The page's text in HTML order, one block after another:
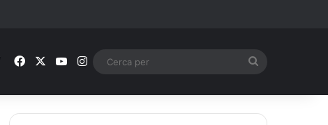
Facebook You TubeInstagram